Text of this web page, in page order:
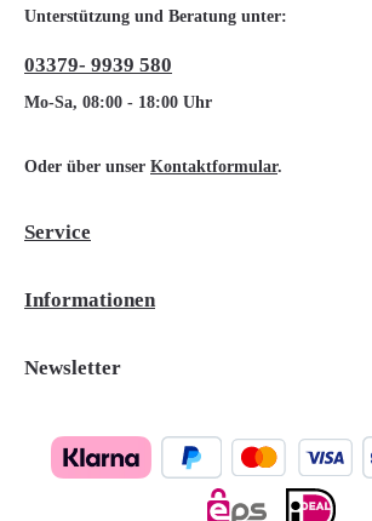
Unterstützung und Beratung unter:
03379- 9939 580
Mo-Sa, 08:00 - 18:00 Uhr
Oder über unser Kontaktformular.
Service
Informationen
Newsletter